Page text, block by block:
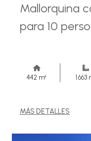
Mallorquina
para 10
442 m² 1.663
MÁS DETALLES